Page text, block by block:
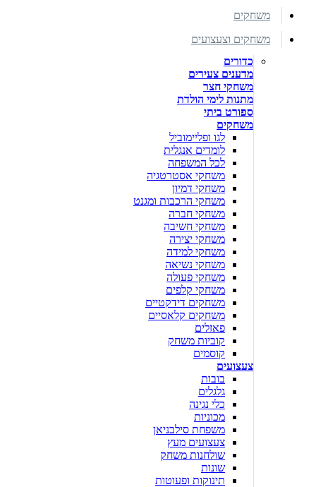
משחקים
משחקים וצעצועים
כדורים
מדענים צעירים
משחקי חצר
מתנות לימי הולדת
ספורט ביתי
משחקים
לגו ופליימוביל
לומדים אנגלית
לכל המשפחה
משחקי אסטרטגיה
משחקי דמיון
משחקי הרכבות ומגנט
משחקי חברה
משחקי חשיבה
משחקי יצירה
משחקי למידה
משחקי נשיאה
משחקי פעולה
משחקי קלפים
משחקים דידקטיים
משחקים קלאסיים
פאזלים
קוביות משחק
קוסמים
צעצועים
בובות
גלגלים
כלי נגינה
מכוניות
משפחת סילבניאן
צעצועים מעץ
שולחנות משחק
שונות
תינוקות ופעוטות